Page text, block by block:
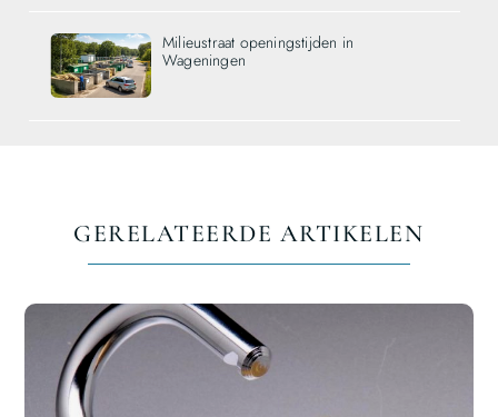
Milieustraat openingstijden in
Wageningen
GERELATEERDE ARTIKELEN